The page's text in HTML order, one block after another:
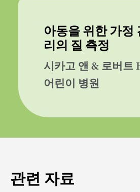
아동을 위한 가정
리의 질 측정
시카고 앤 & 로버트
어린이 병원
관련 자료